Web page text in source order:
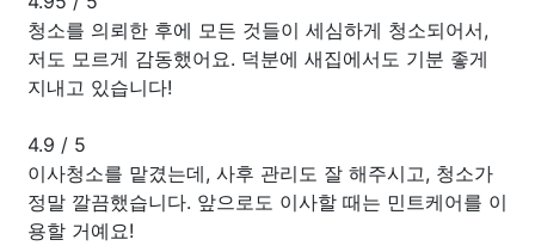
청소를 의뢰한 후에 모든 것들이 세심하게 청소되어서,
저도 모르게 감동했어요. 덕분에 새집에서도 기분 좋게
지내고 있습니다!
4.9 / 5
이사청소를 맡겼는데, 사후 관리도 잘 해주시고, 청소가
정말 깔끔했습니다. 앞으로도 이사할 때는 민트케어를 이
용할 거예요!